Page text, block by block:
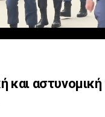
και